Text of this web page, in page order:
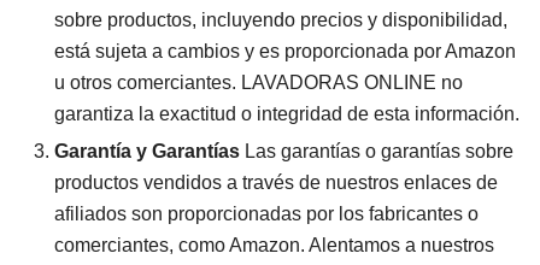
sobre productos, incluyendo precios y disponibilidad,
está sujeta a cambios y es proporcionada por Amazon
u otros comerciantes. LAVADORAS ONLINE no
garantiza la exactitud o integridad de esta información.
Garantía y Garantías Las garantías o garantías sobre
productos vendidos a través de nuestros enlaces de
afiliados son proporcionadas por los fabricantes o
comerciantes, como Amazon. Alentamos a nuestros